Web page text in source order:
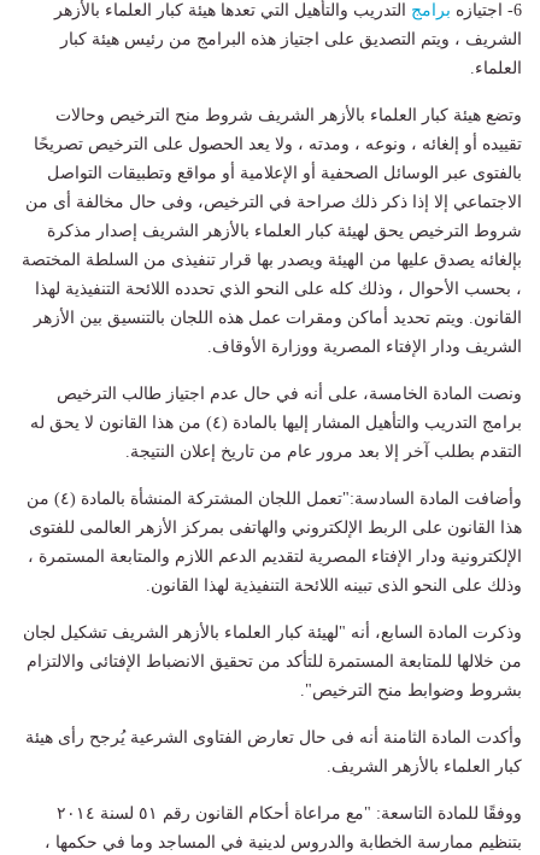
6- اجتيازه برامج التدريب والتأهيل التي تعدها هيئة كبار العلماء بالأزهر
الشريف ، ويتم التصديق على اجتياز هذه البرامج من رئيس هيئة كبار
العلماء.
وتضع هيئة كبار العلماء بالأزهر الشريف شروط منح الترخيص وحالات
تقييده أو إلغائه ، ونوعه ، ومدته ، ولا يعد الحصول على الترخيص تصريحًا
بالفتوى عبر الوسائل الصحفية أو الإعلامية أو مواقع وتطبيقات التواصل
الاجتماعي إلا إذا ذكر ذلك صراحة في الترخيص، وفى حال مخالفة أى من
شروط الترخيص يحق لهيئة كبار العلماء بالأزهر الشريف إصدار مذكرة
بإلغائه يصدق عليها من الهيئة ويصدر بها قرار تنفيذى من السلطة المختصة
، بحسب الأحوال ، وذلك كله على النحو الذي تحدده اللائحة التنفيذية لهذا
القانون. ويتم تحديد أماكن ومقرات عمل هذه اللجان بالتنسيق بين الأزهر
الشريف ودار الإفتاء المصرية ووزارة الأوقاف.
ونصت المادة الخامسة، على أنه في حال عدم اجتياز طالب الترخيص
برامج التدريب والتأهيل المشار إليها بالمادة (٤) من هذا القانون لا يحق له
التقدم بطلب آخر إلا بعد مرور عام من تاريخ إعلان النتيجة.
وأضافت المادة السادسة:"تعمل اللجان المشتركة المنشأة بالمادة (٤) من
هذا القانون على الربط الإلكتروني والهاتفى بمركز الأزهر العالمى للفتوى
الإلكترونية ودار الإفتاء المصرية لتقديم الدعم اللازم والمتابعة المستمرة ،
وذلك على النحو الذى تبينه اللائحة التنفيذية لهذا القانون.
وذكرت المادة السابع، أنه "لهيئة كبار العلماء بالأزهر الشريف تشكيل لجان
من خلالها للمتابعة المستمرة للتأكد من تحقيق الانضباط الإفتائى والالتزام
بشروط وضوابط منح الترخيص".
وأكدت المادة الثامنة أنه فى حال تعارض الفتاوى الشرعية يُرجح رأى هيئة
كبار العلماء بالأزهر الشريف.
ووفقًا للمادة التاسعة: "مع مراعاة أحكام القانون رقم ٥١ لسنة ٢٠١٤
بتنظيم ممارسة الخطابة والدروس لدينية في المساجد وما في حكمها ،